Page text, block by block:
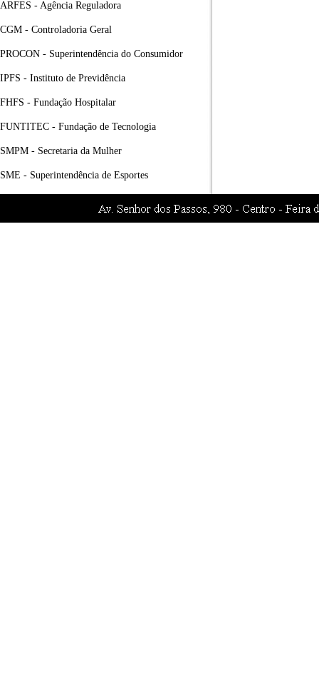
ARFES - Agência Reguladora
CGM - Controladoria Geral
PROCON - Superintendência do Consumidor
IPFS - Instituto de Previdência
FHFS - Fundação Hospitalar
FUNTITEC - Fundação de Tecnologia
SMPM - Secretaria da Mulher
SME - Superintendência de Esportes